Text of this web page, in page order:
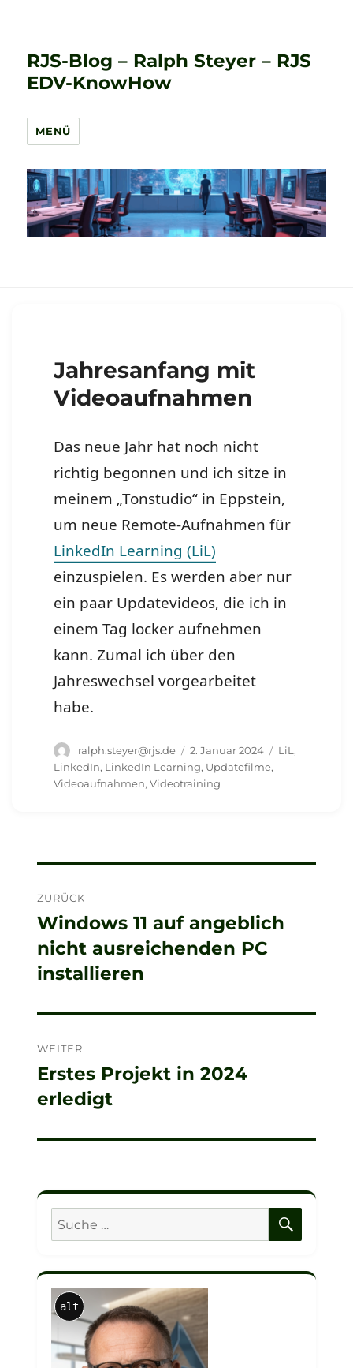
RJS-Blog – Ralph Steyer – RJS
EDV-KnowHow
MENÜ
Jahresanfang mit
Videoaufnahmen
Das neue Jahr hat noch nicht
richtig begonnen und ich sitze in
meinem „Tonstudio“ in Eppstein,
um neue Remote-Aufnahmen für
LinkedIn Learning (LiL)
einzuspielen. Es werden aber nur
ein paar Updatevideos, die ich in
einem Tag locker aufnehmen
kann. Zumal ich über den
Jahreswechsel vorgearbeitet
habe.
Autor
ralph.steyer@rjs.de
Veröffentlicht
am
2. Januar 2024 Schlagwörter
LiL,
LinkedIn, LinkedIn Learning, Updatefilme,
Videoaufnahmen,Videotraining
ZURÜCK
Vorheriger
Beitrag:
Windows 11 auf angeblich
nicht ausreichenden PC
installieren
WEITER
Nächster
Beitrag:
Erstes Projekt in 2024
erledigt
Suche
nach:
alt